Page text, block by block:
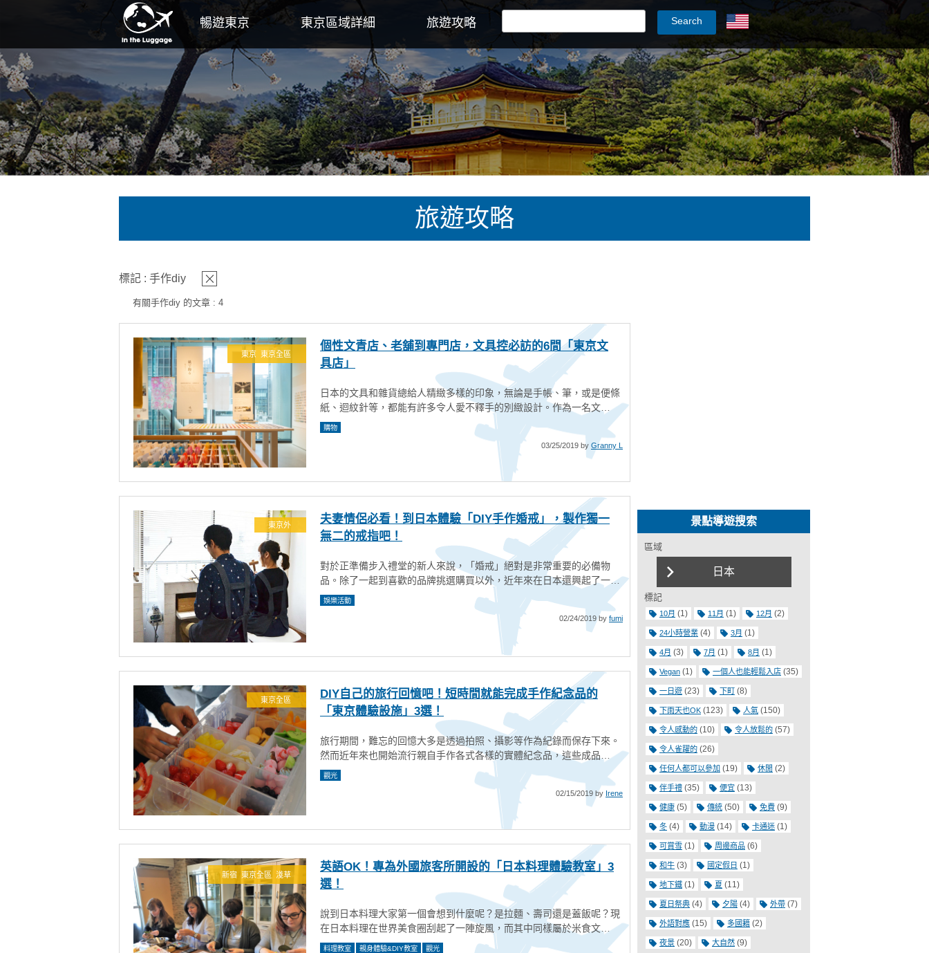
暢遊東京 東京區域詳細 旅遊攻略
旅遊攻略
標記 : 手作diy
有關手作diy 的文章 : 4
東京 東京全區
個性文青店、老舖到專門店，文具控必訪的6間「東京文
具店」
日本的文具和雜貨總給人精緻多樣的印象，無論是手帳、筆，或是便條
紙、迴紋針等，都能有許多令人愛不釋手的別緻設計。作為一名文…
購物
03/25/2019 by Granny L
東京外
夫妻情侶必看！到日本體驗「DIY手作婚戒」，製作獨一
無二的戒指吧！
對於正準備步入禮堂的新人來說，「婚戒」絕對是非常重要的必備物
品。除了一起到喜歡的品牌挑選購買以外，近年來在日本還興起了一…
娛樂活動
02/24/2019 by fumi
東京全區
DIY自己的旅行回憶吧！短時間就能完成手作紀念品的
「東京體驗設施」3選！
旅行期間，難忘的回憶大多是透過拍照、攝影等作為紀錄而保存下來。
然而近年來也開始流行親自手作各式各樣的實體紀念品，這些成品…
觀光
02/15/2019 by Irene
新宿 東京全區 淺草
英語OK！專為外國旅客所開設的「日本料理體驗教室」3
選！
說到日本料理大家第一個會想到什麼呢？是拉麵、壽司還是蓋飯呢？現
在日本料理在世界美食圈刮起了一陣旋風，而其中同樣屬於米食文…
料理教室 親身體驗&DIY教室 觀光
景點導遊搜索
區域
日本
標記
10月 (1) 11月 (1) 12月 (2)
24小時營業 (4) 3月 (1)
4月 (3) 7月 (1) 8月 (1)
Vegan (1) 一個人也能輕鬆入店 (35)
一日遊 (23) 下町 (8)
下雨天也OK (123) 人氣 (150)
令人感動的 (10) 令人放鬆的 (57)
令人雀躍的 (26)
任何人都可以參加 (19) 休閒 (2)
伴手禮 (35) 便宜 (13)
健康 (5) 傳統 (50) 免費 (9)
冬 (4) 動漫 (14) 卡通迷 (1)
可賞雪 (1) 周邊商品 (6)
和牛 (3) 國定假日 (1)
地下鐵 (1) 夏 (11)
夏日祭典 (4) 夕陽 (4) 外帶 (7)
外語對應 (15) 多國籍 (2)
夜景 (20) 大自然 (9)